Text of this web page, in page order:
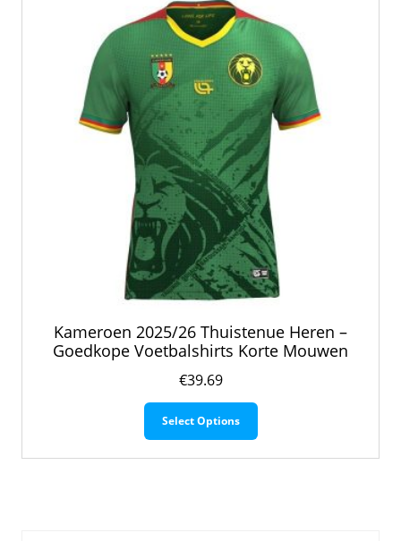
Kameroen 2025/26 Thuistenue Heren –
Goedkope Voetbalshirts Korte Mouwen
€39.69
Select Options
Dit